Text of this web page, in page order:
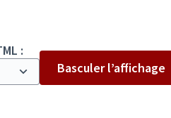
:
Basculer l’affichage